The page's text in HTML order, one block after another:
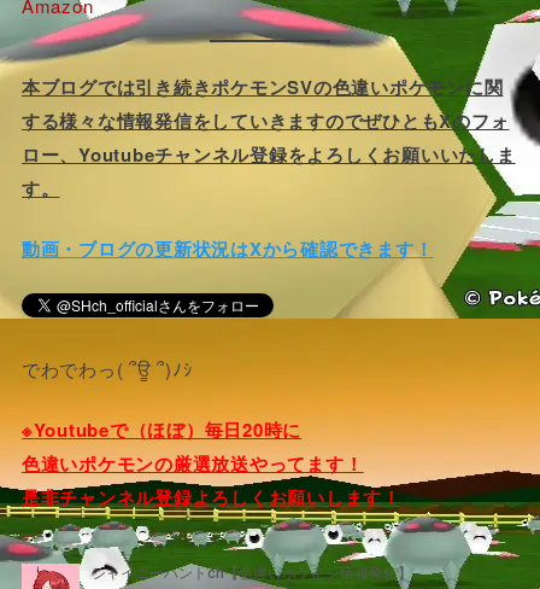
Amazon
本ブログでは引き続きポケモンSVの色違いポケモンに関
する様々な情報発信をしていきますのでぜひともXのフォ
ロー、Youtubeチャンネル登録をよろしくお願いいたしま
す。
動画・ブログの更新状況はXから確認できます！
でわでわっ( ՞ਊ ՞)ﾉｼ
※Youtubeで（ほぼ）毎日20時に
色違いポケモンの厳選放送やってます！
是非チャンネル登録よろしくお願いします！